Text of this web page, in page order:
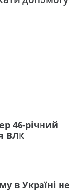
46-річний
ВЛК
в Україні не